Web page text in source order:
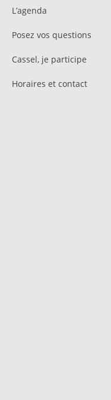
municipale
Contact et Accès
Cimetière
L’agenda
Posez vos questions
Cassel, je participe
Horaires et contact